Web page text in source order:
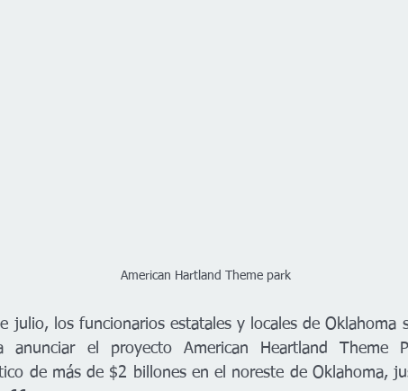
                                                               American Hartland Theme park
julio, los funcionarios estatales y locales de Oklahoma
anunciar el proyecto American Heartland Theme
de más de $2 billones en el noreste de Oklahoma,